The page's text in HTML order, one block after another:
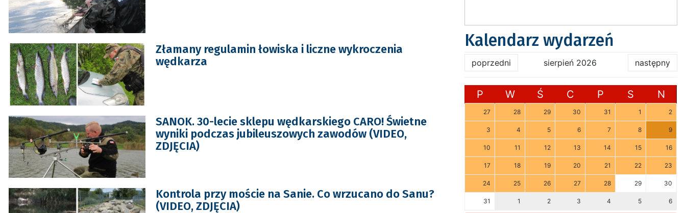
Złamany regulamin łowiska i liczne wykroczenia
wędkarza
SANOK. 30-lecie sklepu wędkarskiego CARO! Świetne
wyniki podczas jubileuszowych zawodów (VIDEO,
ZDJĘCIA)
Kontrola przy moście na Sanie. Co wrzucano do Sanu?
(VIDEO, ZDJĘCIA)
Kalendarz wydarzeń
poprzedni sierpień 2026 następny
P W Ś C P S N
27 28 29 30 31 1 2
3 4 5 6 7 8 9
10 11 12 13 14 15 16
17 18 19 20 21 22 23
24 25 26 27 28 29 30
31 1 2 3 4 5 6